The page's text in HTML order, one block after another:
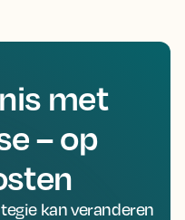
met
– op
kan veranderen